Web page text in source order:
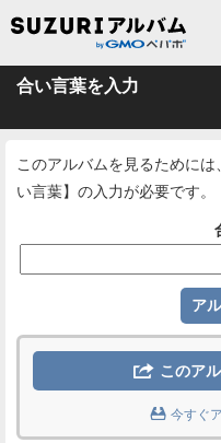
合い言葉を入力
このアルバムを見るために
い言葉】の入力が必要です。
 このア
 今すぐ